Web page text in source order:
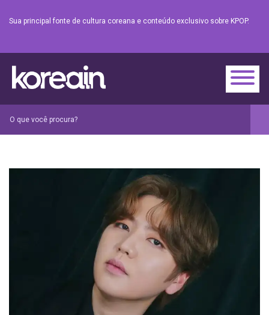
Sua principal fonte de cultura coreana e conteúdo exclusivo sobre KPOP.